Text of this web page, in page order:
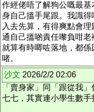
作經佬唔了解狗公嘅最
身自己搵手尾跟。我識
入去先算，有得爽點會
通自己搵啲責任嚟負咁老
就算有時唧咗落地，都
啫。
沙文 2026/2/2 02:06
「賣身家」同
「 跟從我 」
七七，其實連小學生數手